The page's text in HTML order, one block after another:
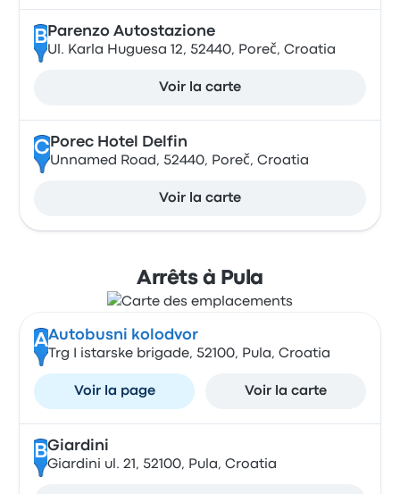
B Parenzo Autostazione
Ul. Karla Huguesa 12, 52440, Poreč, Croatia
Voir la carte
CPorec Hotel Delfin
Unnamed Road, 52440, Poreč, Croatia
Voir la carte
Arrêts à Pula
AAutobusni kolodvor
Trg I istarske brigade, 52100, Pula, Croatia
Voir la page Voir la carte
BGiardini
Giardini ul. 21, 52100, Pula, Croatia